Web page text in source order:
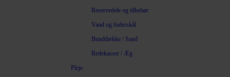
Reservedele og tilbehør
Vand og foderskål
Bunddække / Sand
Redekasser / Æg
Pleje